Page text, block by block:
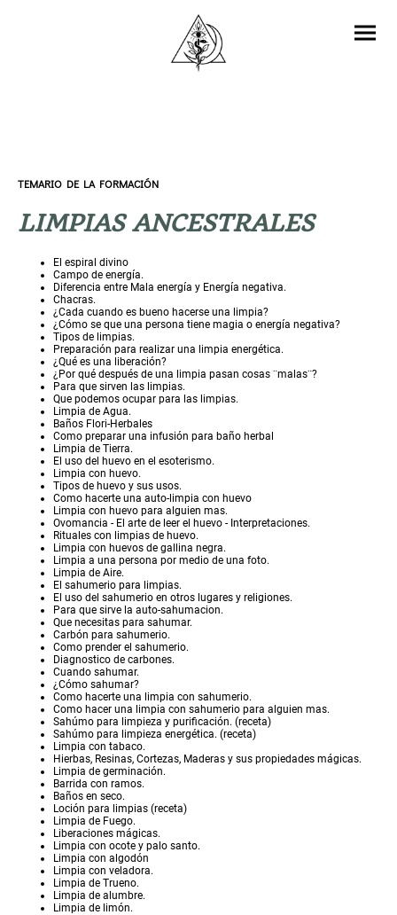
TEMARIO DE LA FORMACIÓN
LIMPIAS ANCESTRALES
El espiral divino
Campo de energía.
Diferencia entre Mala energía y Energía negativa.
Chacras.
¿Cada cuando es bueno hacerse una limpia?
¿Cómo se que una persona tiene magia o energía negativa?
Tipos de limpias.
Preparación para realizar una limpia energética.
¿Qué es una liberación?
¿Por qué después de una limpia pasan cosas ¨malas¨?
Para que sirven las limpias.
Que podemos ocupar para las limpias.
Limpia de Agua.
Baños Flori-Herbales
Como preparar una infusión para baño herbal
Limpia de Tierra.
El uso del huevo en el esoterismo.
Limpia con huevo.
Tipos de huevo y sus usos.
Como hacerte una auto-limpia con huevo
Limpia con huevo para alguien mas.
Ovomancia - El arte de leer el huevo - Interpretaciones.
Rituales con limpias de huevo.
Limpia con huevos de gallina negra.
Limpia a una persona por medio de una foto.
Limpia de Aire.
El sahumerio para limpias.
El uso del sahumerio en otros lugares y religiones.
Para que sirve la auto-sahumacion.
Que necesitas para sahumar.
Carbón para sahumerio.
Como prender el sahumerio.
Diagnostico de carbones.
Cuando sahumar.
¿Cómo sahumar?
Como hacerte una limpia con sahumerio.
Como hacer una limpia con sahumerio para alguien mas.
Sahúmo para limpieza y purificación. (receta)
Sahúmo para limpieza energética. (receta)
Limpia con tabaco.
Hierbas, Resinas, Cortezas, Maderas y sus propiedades mágicas.
Limpia de germinación.
Barrida con ramos.
Baños en seco.
Loción para limpias (receta)
Limpia de Fuego.
Liberaciones mágicas.
Limpia con ocote y palo santo.
Limpia con algodón
Limpia con veladora.
Limpia de Trueno.
Limpia de alumbre.
Limpia de limón.